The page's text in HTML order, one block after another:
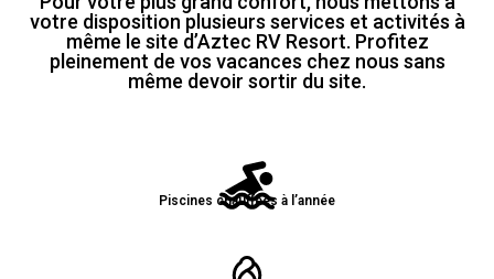
votre disposition plusieurs services et activités à
même le site d’Aztec RV Resort. Profitez
pleinement de vos vacances chez nous sans
même devoir sortir du site.
Piscines chauffées à l’année